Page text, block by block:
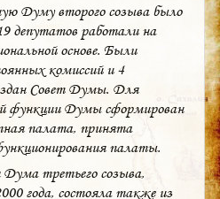
Думу второго созыва было
депутатов работали на
основе. Были
комиссий и 4
Совет Думы. Для
функции Думы сформирован
палата, принята
палаты.
третьего созыва,
года, состояла также из